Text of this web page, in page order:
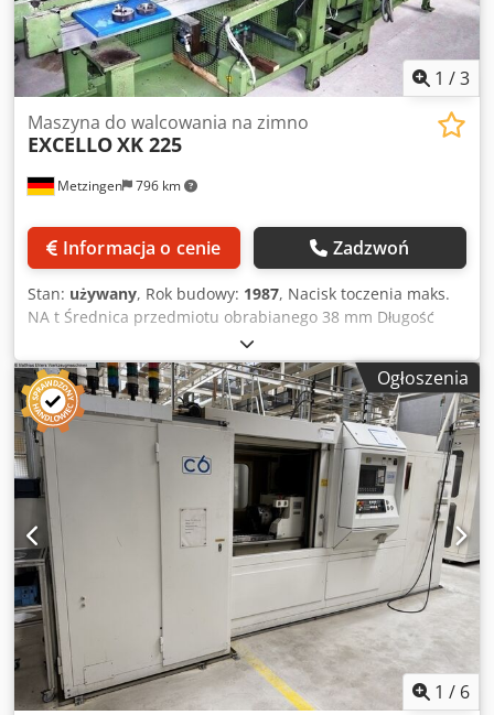
1 /3
Metzingen 796 km
Maszyna do walcowania na zimno
EXCELLOXK 225
Informacja o cenie Zadzwoń
Stan: używany, Rok budowy: 1987, Nacisk toczenia maks.
NA t Średnica przedmiotu obrabianego 38 mm Długość
przedmiotu obrabianego 500 mm Całkowite
zapotrzebowanie mocy 24 kW Masa maszyny ok. 10 ton
Zapotrzebowanie na miejsce ok. m Maks. Skok prowadnic
narzędzia góra/dół 760 mm Maks. Maks. długość stojaka ok.
610 mm Długość przedmiotu obrabianego między
środkami ok. 500 mm Maks. szerokość uzębienia/szerokość
profilu 92 mm Maks. średnica obrabianego przedmiotu 38
mm Skok konika hydraulicznego na wsporniku ok. 500 mm
Zakres modułów od/do 0,3 do 1,3 modułu Napęd całkowity
ok. 24 kW - 380 V - 50 Hz Masa całkowita ok. 10 000 kg
Akcesoria / wyposażenie specjalne: Dkjdpst Hw D Defx
Amver " Podajnik przedmiotów obrabianych KBH
równoległy do maszyny, obecnie skonfigurowany do
podawania i rozładowywania przedmiotów obrabianych w
kształcie wału o długości ok. 16 Ø x 200 mm z
pryzmatycznym przenośnikiem taśmowym i stacją
podnoszącą dla 2 wałów (część surowa/wykończona) w
Ogłoszenia
1 / 6